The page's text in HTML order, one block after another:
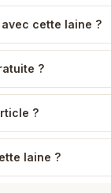
cette laine ?
?
?
laine ?